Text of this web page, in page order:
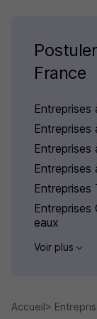
France
Entreprises
Entreprises
Entreprises
Entreprises
Entreprises
eaux
Voir plus
Accueil